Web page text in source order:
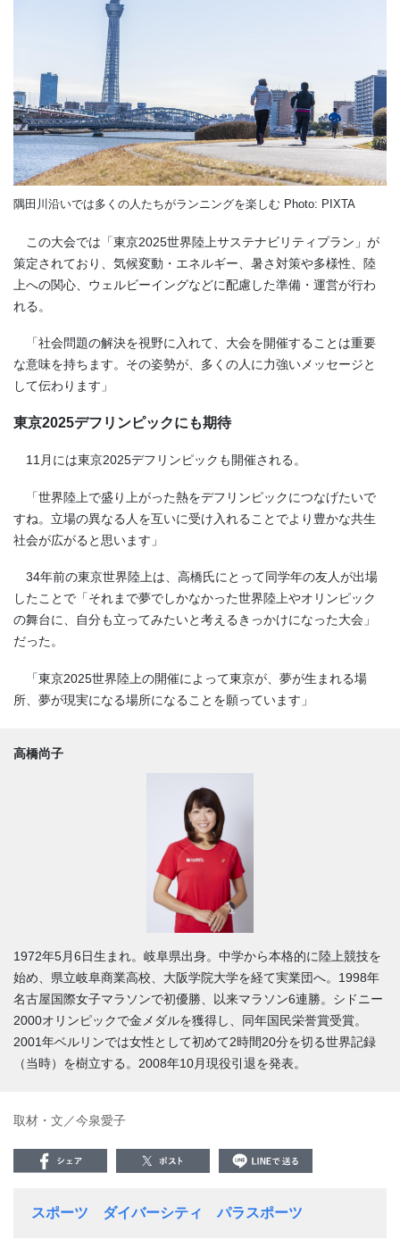
隅田川沿いでは多くの人たちがランニングを楽しむ Photo: PIXTA
この大会では「東京2025世界陸上サステナビリティプラン」が
策定されており、気候変動・エネルギー、暑さ対策や多様性、陸
上への関心、ウェルビーイングなどに配慮した準備・運営が行わ
れる。
「社会問題の解決を視野に入れて、大会を開催することは重要
な意味を持ちます。その姿勢が、多くの人に力強いメッセージと
して伝わります」
東京2025デフリンピックにも期待
11月には東京2025デフリンピックも開催される。
「世界陸上で盛り上がった熱をデフリンピックにつなげたいで
すね。立場の異なる人を互いに受け入れることでより豊かな共生
社会が広がると思います」
34年前の東京世界陸上は、高橋氏にとって同学年の友人が出場
したことで「それまで夢でしかなかった世界陸上やオリンピック
の舞台に、自分も立ってみたいと考えるきっかけになった大会」
だった。
「東京2025世界陸上の開催によって東京が、夢が生まれる場
所、夢が現実になる場所になることを願っています」
高橋尚子
1972年5月6日生まれ。岐阜県出身。中学から本格的に陸上競技を
始め、県立岐阜商業高校、大阪学院大学を経て実業団へ。1998年
名古屋国際女子マラソンで初優勝、以来マラソン6連勝。シドニー
2000オリンピックで金メダルを獲得し、同年国民栄誉賞受賞。
2001年ベルリンでは女性として初めて2時間20分を切る世界記録
（当時）を樹立する。2008年10月現役引退を発表。
取材・文／今泉愛子
スポーツ ダイバーシティ パラスポーツ